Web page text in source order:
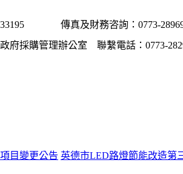
傳真及財務咨詢： 0773-
府採購管理辦公室
聯繫電話： 0773-
目變更公告 英德市LED路燈節能改造第